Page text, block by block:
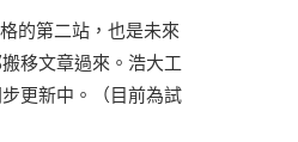
的第二站，也是未來
移文章過來。浩大工
更新中。（目前為試